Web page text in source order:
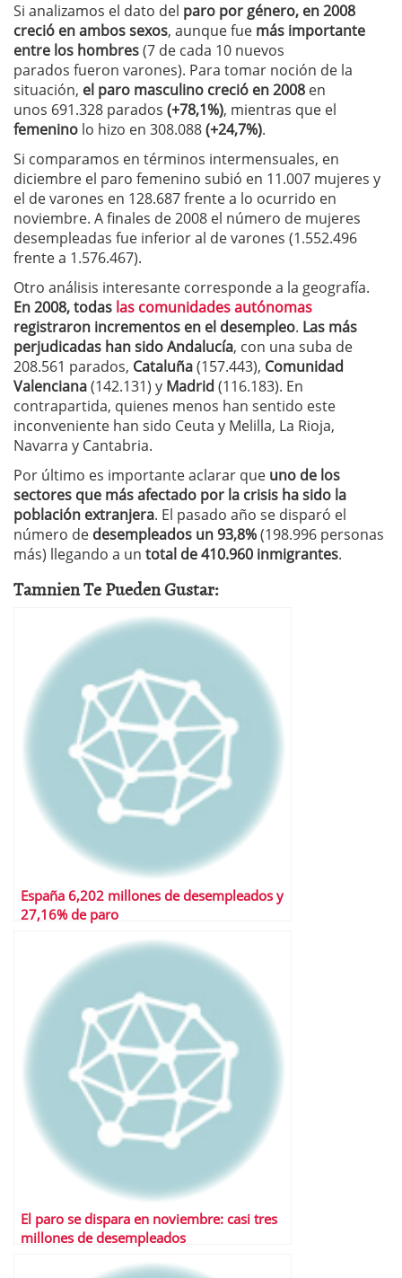
Si analizamos el dato del paro por género, en 2008
creció en ambos sexos, aunque fue más importante
entre los hombres(7 de cada 10 nuevos
parados fueron varones). Para tomar noción de la
situación, el paro masculino creció en 2008 en
unos 691.328 parados (+78,1%), mientras que el
femenino lo hizo en 308.088(+24,7%).
Si comparamos en términos intermensuales, en
diciembre el paro femenino subió en 11.007 mujeres y
el de varones en 128.687 frente a lo ocurrido en
noviembre. A finales de 2008 el número de mujeres
desempleadas fue inferior al de varones (1.552.496
frente a 1.576.467).
Otro análisis interesante corresponde a la geografía.
En 2008, todas las comunidades autónomas
registraron incrementos en el desempleo. Las más
perjudicadas han sido Andalucía, con una suba de
208.561 parados, Cataluña(157.443), Comunidad
Valenciana(142.131) y Madrid (116.183). En
contrapartida, quienes menos han sentido este
inconveniente han sido Ceuta y Melilla, La Rioja,
Navarra y Cantabria.
Por último es importante aclarar que uno de los
sectores que más afectado por la crisis ha sido la
población extranjera. El pasado año se disparó el
número de desempleados un 93,8%(198.996 personas
más) llegando a un total de 410.960 inmigrantes.
Tamnien Te Pueden Gustar:
España 6,202 millones de desempleados y
27,16% de paro
El paro se dispara en noviembre: casi tres
millones de desempleados